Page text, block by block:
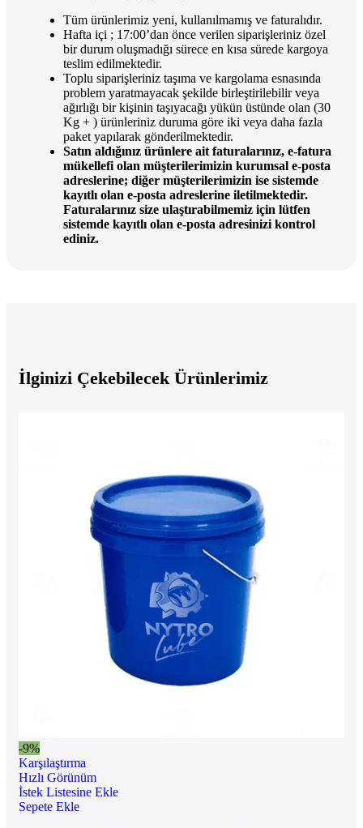
Tüm ürünlerimiz yeni, kullanılmamış ve faturalıdır.
Hafta içi ; 17:00’dan önce verilen siparişleriniz özel
bir durum oluşmadığı sürece en kısa sürede kargoya
teslim edilmektedir.
Toplu siparişleriniz taşıma ve kargolama esnasında
problem yaratmayacak şekilde birleştirilebilir veya
ağırlığı bir kişinin taşıyacağı yükün üstünde olan (30
Kg + ) ürünleriniz duruma göre iki veya daha fazla
paket yapılarak gönderilmektedir.
Satın aldığınız ürünlere ait faturalarınız, e-fatura
mükellefi olan müşterilerimizin kurumsal e-posta
adreslerine; diğer müşterilerimizin ise sistemde
kayıtlı olan e-posta adreslerine iletilmektedir.
Faturalarınız size ulaştırabilmemiz için lütfen
sistemde kayıtlı olan e-posta adresinizi kontrol
ediniz.
İlginizi Çekebilecek Ürünlerimiz
-9%
Karşılaştırma
Hızlı Görünüm
İstek Listesine Ekle
Sepete Ekle